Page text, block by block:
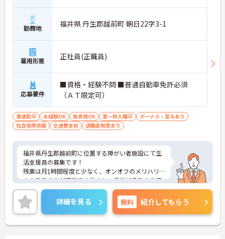
勤務地 福井県 丹生郡越前町 朝日22字3-1
雇用形態 正社員(正職員)
応募要件
■資格・経験不問 ■普通自動車免許必須
（ＡＴ限定可）
車通勤可 未経験OK 無資格OK 夏～秋入職可
ボーナス・賞与あり
社会保険完備
交通費支給 退職金制度あり
福井県丹生郡越前町に位置する障がい者施設にて生
活支援員の募集です！
残業は月1時間程度と少なく、オンオフのメリハリ
のある働き方が可能です◎また、手当が多数あり安
定した収入で長くご勤務いただけます。
ご興味のある方には、面接対策ポイントなど、さら
に詳細をご案内しますのでお気軽にご相談くださ
い！
詳細を見る 無料 紹介してもらう